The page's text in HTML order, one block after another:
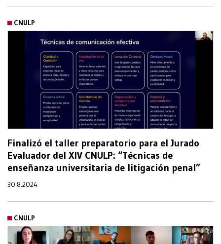
CNULP
Finalizó el taller preparatorio para el Jurado
Evaluador del XIV CNULP: “Técnicas de
enseñanza universitaria de litigación penal”
30.8.2024
CNULP